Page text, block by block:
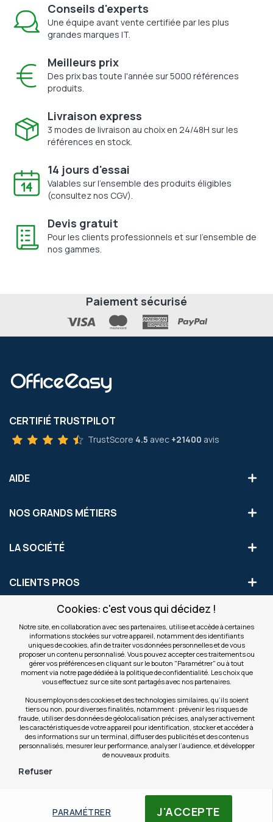
J'ACCEPTE
PARAMÉTRER
Cookies: c'est vous qui décidez !
Notre site, en collaboration avec ses partenaires, utilise et accède à certaines
informations stockées sur votre appareil, notamment des identifiants
uniques de cookies, afin de traiter vos données personnelles et de vous
proposer un contenu personnalisé. Vous pouvez accepter ces traitements ou
gérer vos préférences en cliquant sur le bouton "Paramétrer" ou à tout
moment via notre page dédiée à la politique de confidentialité. Les choix que
vous effectuez sur ce site sont partagés avec nos partenaires.
Nous employons des cookies et des technologies similaires, qu’ils soient
tiers ou non, pour diverses finalités, notamment : prévenir les risques de
fraude, utiliser des données de géolocalisation précises, analyser activement
les caractéristiques de votre appareil pour identification, stocker et accéder à
des informations sur un terminal, diffuser des publicités et des contenus
personnalisés, mesurer leur performance, analyser l’audience, et développer
de nouveaux produits.
Refuser
Conseils d'experts
Une équipe avant vente certifiée par les plus
grandes marques IT.
Meilleurs prix
Des prix bas toute l'année sur 5000 références
produits.
Livraison express
3 modes de livraison au choix en 24/48H sur les
références en stock.
14 jours d'essai
Valables sur l'ensemble des produits éligibles
(consultez nos CGV).
Devis gratuit
Pour les clients professionnels et sur l'ensemble de
nos gammes.
Paiement sécurisé
CERTIFIÉ TRUSTPILOT
TrustScore 4.5 avec +21400 avis
AIDE
NOS GRANDS MÉTIERS
LA SOCIÉTÉ
CLIENTS PROS
S'INSCRIRE AUX OFFRES COMMERCIALES
Inscription
notre
newsletter
Valider
NOS SITES
© Copyright OfficeEasy 2026